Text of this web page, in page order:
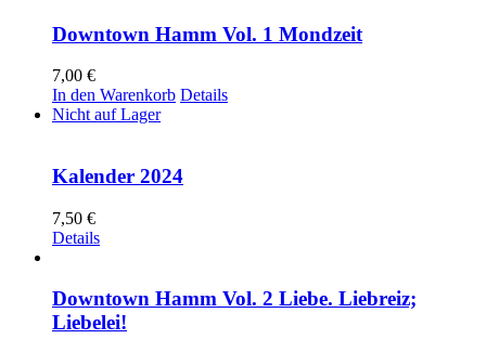
Downtown Hamm Vol. 1 Mondzeit
7,00 €
In den Warenkorb Details
Nicht auf Lager
Kalender 2024
7,50 €
Details
Downtown Hamm Vol. 2 Liebe. Liebreiz;
Liebelei!